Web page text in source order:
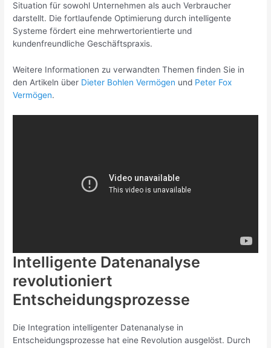
Situation für sowohl Unternehmen als auch Verbraucher
darstellt. Die fortlaufende Optimierung durch intelligente
Systeme fördert eine mehrwertorientierte und
kundenfreundliche Geschäftspraxis.
Weitere Informationen zu verwandten Themen finden Sie in
den Artikeln über Dieter Bohlen Vermögen und Peter Fox
Vermögen.
Intelligente Datenanalyse
revolutioniert
Entscheidungsprozesse
Die Integration intelligenter Datenanalyse in
Entscheidungsprozesse hat eine Revolution ausgelöst. Durch